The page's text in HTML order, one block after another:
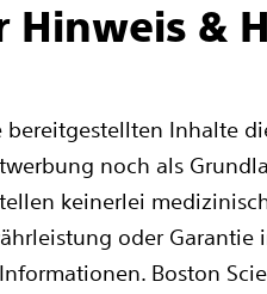
Hinweis &
bereitgestellten Inhalte
noch als
keinerlei
oder
Boston